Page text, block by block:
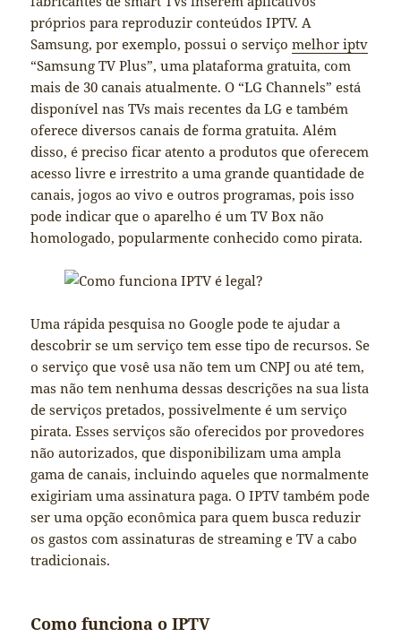
próprios para reproduzir conteúdos IPTV. A
Samsung, por exemplo, possui o serviçomelhor iptv
“Samsung TV Plus”, uma plataforma gratuita, com
mais de 30 canais atualmente. O “LG Channels” está
disponível nas TVs mais recentes da LG e também
oferece diversos canais de forma gratuita. Além
disso, é preciso ficar atento a produtos que oferecem
acesso livre e irrestrito a uma grande quantidade de
canais, jogos ao vivo e outros programas, pois isso
pode indicar que o aparelho é um TV Box não
homologado, popularmente conhecido como pirata.
Uma rápida pesquisa no Google pode te ajudar a
descobrir se um serviço tem esse tipo de recursos. Se
o serviço que vosê usa não tem um CNPJ ou até tem,
mas não tem nenhuma dessas descrições na sua lista
de serviços pretados, possivelmente é um serviço
pirata. Esses serviços são oferecidos por provedores
não autorizados, que disponibilizam uma ampla
gama de canais, incluindo aqueles que normalmente
exigiriam uma assinatura paga. O IPTV também pode
ser uma opção econômica para quem busca reduzir
os gastos com assinaturas de streaming e TV a cabo
tradicionais.
Como funciona o IPTV